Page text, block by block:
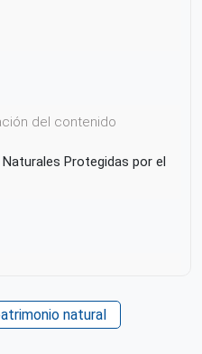
del contenido
Protegidas por el
natural